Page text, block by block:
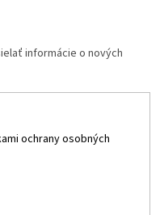
informácie o nových
ochrany osobných